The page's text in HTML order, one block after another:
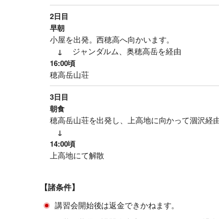
2日目
早朝
小屋を出発。西穂高へ向かいます。
↓ ジャンダルム、奥穂高岳を経由
16:00頃
穂高岳山荘
3日目
朝食
穂高岳山荘を出発し、上高地に向かって涸沢経
↓
14:00頃
上高地にて解散
【諸条件】
講習会開始後は返金できかねます。